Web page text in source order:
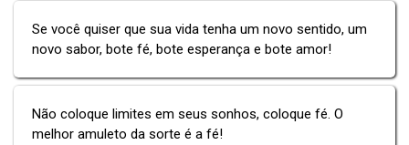
Se você quiser que sua vida tenha um novo sentido, um
novo sabor, bote fé, bote esperança e bote amor!
Não coloque limites em seus sonhos, coloque fé. O
melhor amuleto da sorte é a fé!